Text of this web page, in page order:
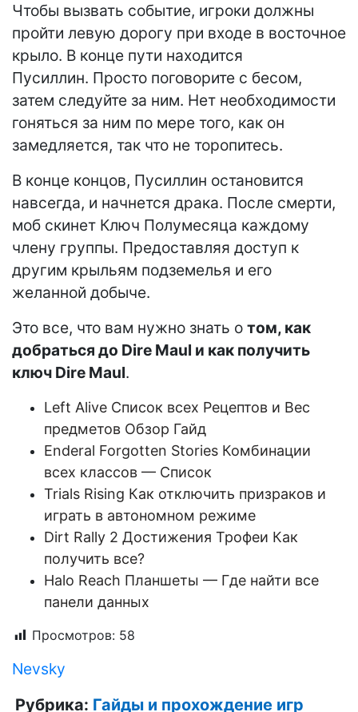
Чтобы вызвать событие, игроки должны
пройти левую дорогу при входе в восточное
крыло. В конце пути находится
Пусиллин. Просто поговорите с бесом,
затем следуйте за ним. Нет необходимости
гоняться за ним по мере того, как он
замедляется, так что не торопитесь.
В конце концов, Пусиллин остановится
навсегда, и начнется драка. После смерти,
моб скинет Ключ Полумесяца каждому
члену группы. Предоставляя доступ к
другим крыльям подземелья и его
желанной добыче.
Это все, что вам нужно знать о том, как
добраться до Dire Maul и как получить
ключ Dire Maul.
Left Alive Список всех Рецептов и Вес
предметов Обзор Гайд
Enderal Forgotten Stories Комбинации
всех классов — Список
Trials Rising Как отключить призраков и
играть в автономном режиме
Dirt Rally 2 Достижения Трофеи Как
получить все?
Halo Reach Планшеты — Где найти все
панели данных
Просмотров: 58
Nevsky
Рубрика: Гайды и прохождение игр